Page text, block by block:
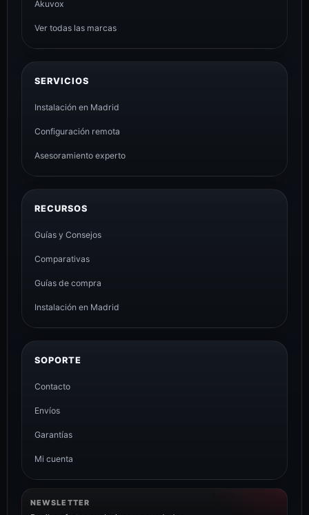
Akuvox
Ver todas las marcas
SERVICIOS
Instalación en Madrid
Configuración remota
Asesoramiento experto
RECURSOS
Guías y Consejos
Comparativas
Guías de compra
Instalación en Madrid
SOPORTE
Contacto
Envíos
Garantías
Mi cuenta
NEWSLETTER